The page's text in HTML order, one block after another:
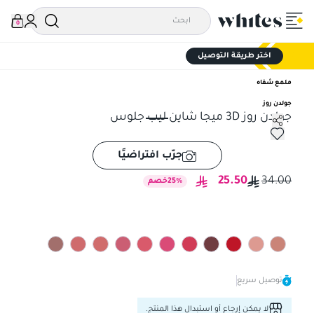
0
اختر طريقة التوصيل
ملمع شفاه
جولدن روز
جولدن روز 3D ميجا شاين ليب جلوس
جولدن روز 3D ميجا شاين ليب جلوس
جرّب افتراضيًا
34.00
25.50
25% خصم
توصيل سريع
لا يمكن إرجاع أو استبدال هذا المنتج.